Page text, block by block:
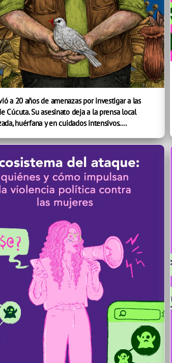
a 20 años de amenazas por investigar a las
Cúcuta. Su asesinato deja a la prensa local
huérfana y en cuidados intensivos....